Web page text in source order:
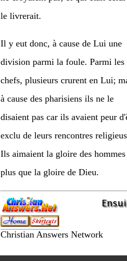
le livrerait.
Il y eut donc, à cause de Lui une
division parmi la foule. Parmi les
chefs, plusieurs crurent en Lui;
à cause des pharisiens ils ne le
disaient pas car ils avaient peur
exclu de leurs rencontres
Ils aimaient la gloire des hommes
plus que la gloire de Dieu.
Christian Answers Network